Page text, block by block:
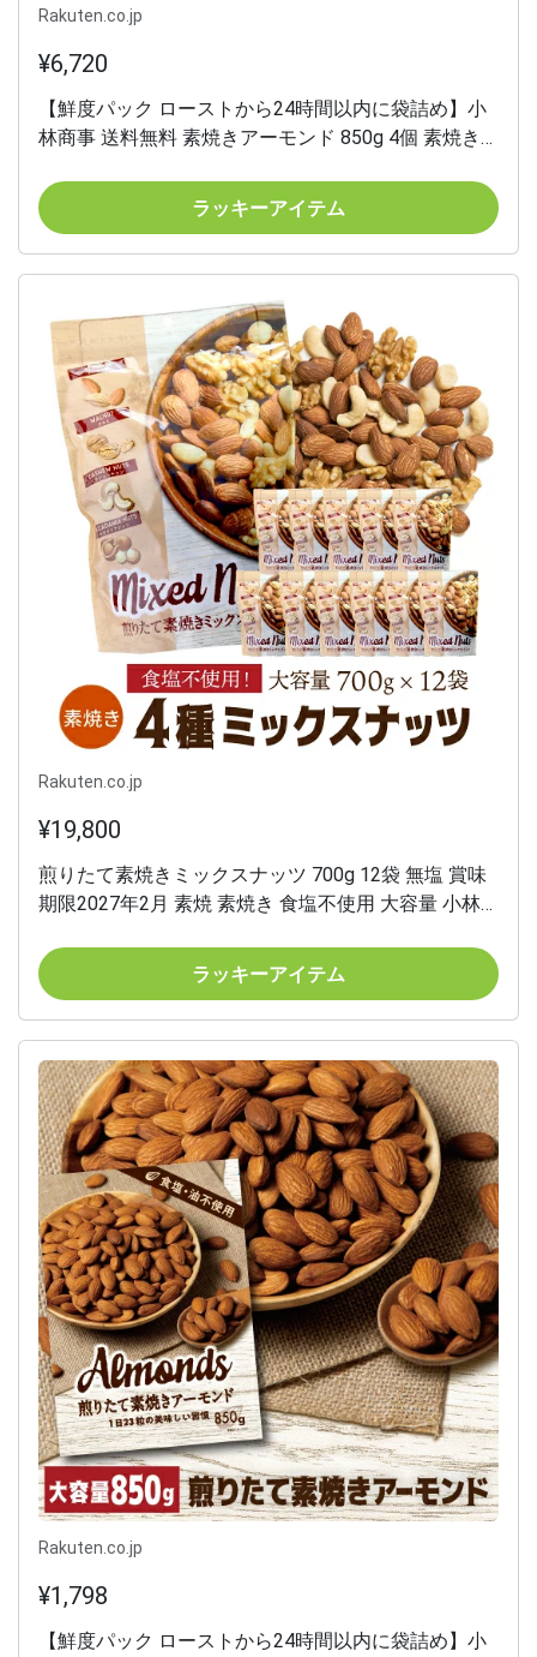
Rakuten.co.jp
¥6,720
【鮮度パック ローストから24時間以内に袋詰め】小
林商事 送料無料 素焼きアーモンド 850g 4個 素焼き
イル 健康 美容 賞味期限2027年2月 八幡 父の日
ラッキーアイテム
Rakuten.co.jp
¥19,800
煎りたて素焼きミックスナッツ 700g 12袋 無塩 賞味
期限2027年2月 素焼 素焼き 食塩不使用 大容量 小林
ダミアナッツ 虎姫
ラッキーアイテム
Rakuten.co.jp
¥1,798
【鮮度パック ローストから24時間以内に袋詰め】小